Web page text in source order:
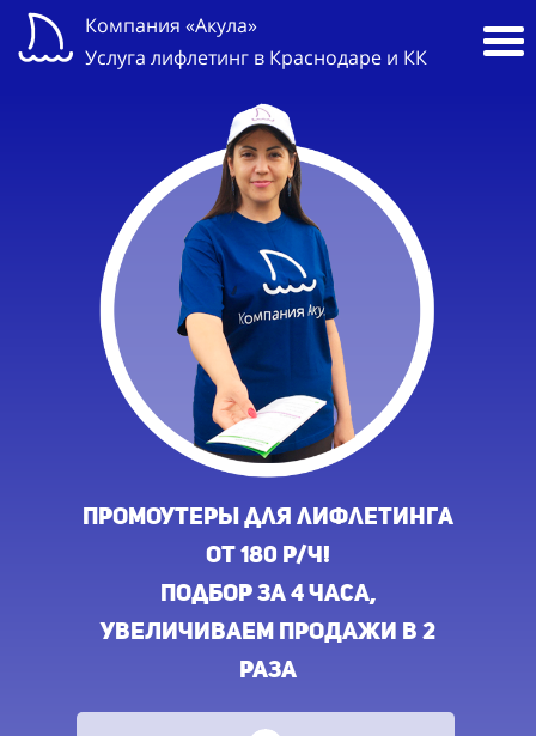
Компания «Акула»
Услуга лифлетинг в Краснодаре и КК
ПРОМОУТЕРы для лифлетинга
ОТ 180 Р/Ч!
Подбор ЗА 4 ЧАСА,
УВЕЛИЧиваем ПРОДАЖИ в 2
РАЗа